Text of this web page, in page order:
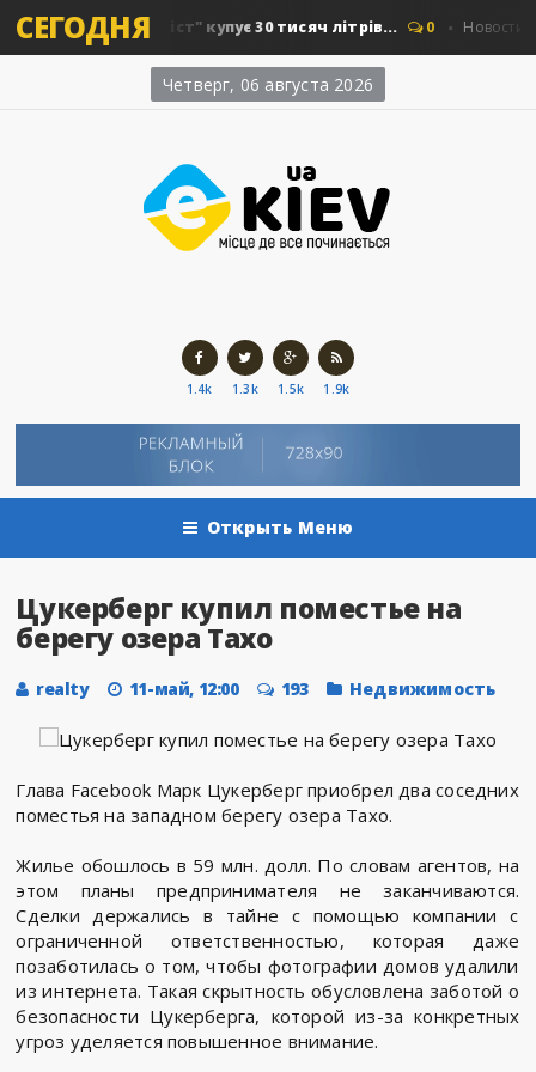
СЕГОДНЯ купує 30 тисяч літрів... 0 Новости
Четверг, 06 августа 2026
1.4k 1.3k 1.5k 1.9k
Открыть Меню
Цукерберг купил поместье на
берегу озера Тахо
realty 11-май, 12:00 193 Недвижимость
Глава Facebook Марк Цукерберг приобрел два соседних
поместья на западном берегу озера Тахо.
Жилье обошлось в 59 млн. долл. По словам агентов, на
этом планы предпринимателя не заканчиваются.
Сделки держались в тайне с помощью компании с
ограниченной ответственностью, которая даже
позаботилась о том, чтобы фотографии домов удалили
из интернета. Такая скрытность обусловлена заботой о
безопасности Цукерберга, которой из-за конкретных
угроз уделяется повышенное внимание.